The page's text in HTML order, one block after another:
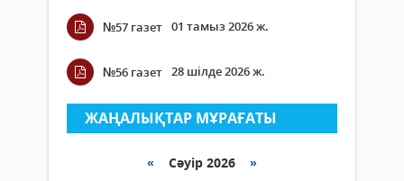
№57 газет 01 тамыз 2026 ж.
№56 газет 28 шілде 2026 ж.
ЖАҢАЛЫҚТАР МҰРАҒАТЫ
« Сәуір 2026 »